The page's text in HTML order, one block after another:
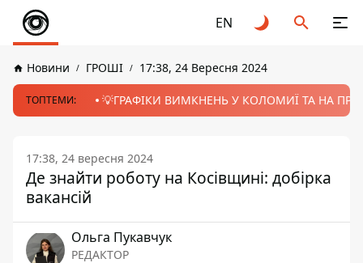
EN
Новини ГРОШІ 17:38, 24 Вересня 2024
ТОПТЕМИ: 💡ГРАФІКИ ВИМКНЕНЬ У КОЛОМИЇ ТА НА
17:38, 24 вересня 2024
Де знайти роботу на Косівщині: добірка
вакансій
Ольга Пукавчук
РЕДАКТОР